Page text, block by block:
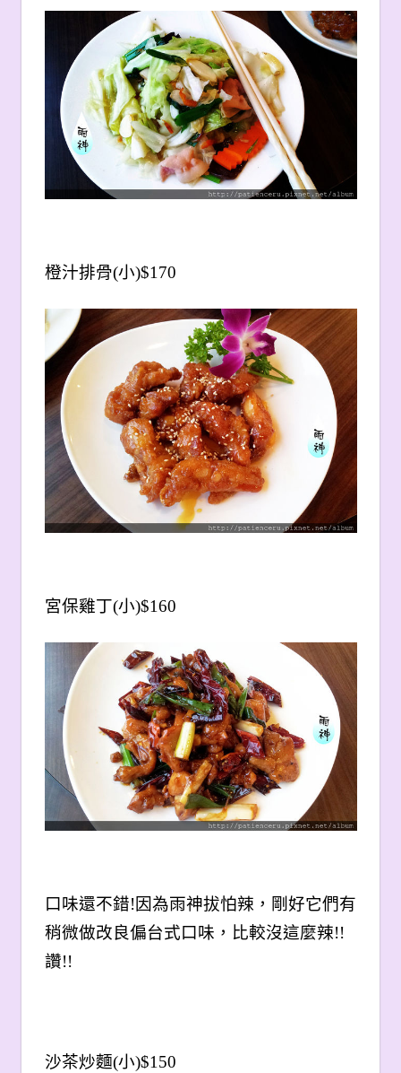
橙汁排骨(小)$170
宮保雞丁(小)$160
口味還不錯!因為雨神拔怕辣，剛好它們有
稍微做改良偏台式口味，比較沒這麼辣!!
讚!!
沙茶炒麵(小)$150